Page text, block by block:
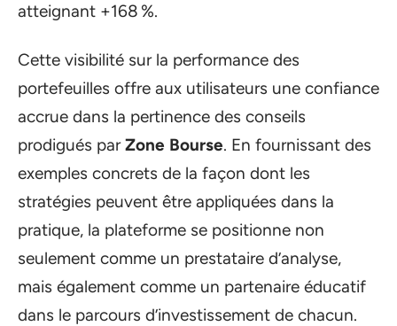
atteignant +168 %.
Cette visibilité sur la performance des
portefeuilles offre aux utilisateurs une confiance
accrue dans la pertinence des conseils
prodigués parZone Bourse. En fournissant des
exemples concrets de la façon dont les
stratégies peuvent être appliquées dans la
pratique, la plateforme se positionne non
seulement comme un prestataire d’analyse,
mais également comme un partenaire éducatif
dans le parcours d’investissement de chacun.